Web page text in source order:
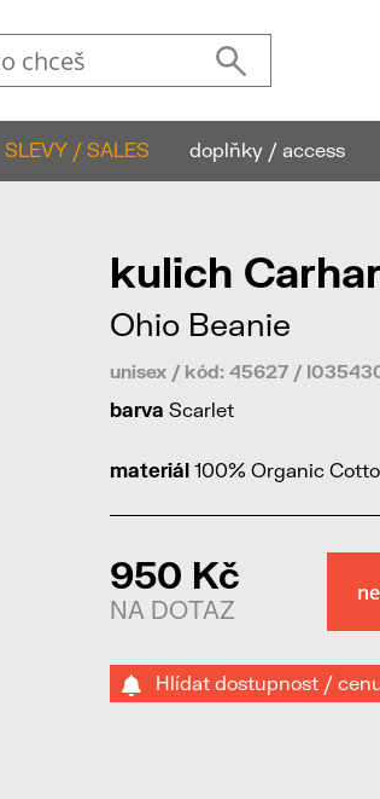
SLEVY / SALES doplňky / access
kulich
Ohio Beanie
unisex / kód: 45627 /
barva Scarlet
materiál 100% Organic
950 Kč
NA DOTAZ
Hlídat dostupnost /